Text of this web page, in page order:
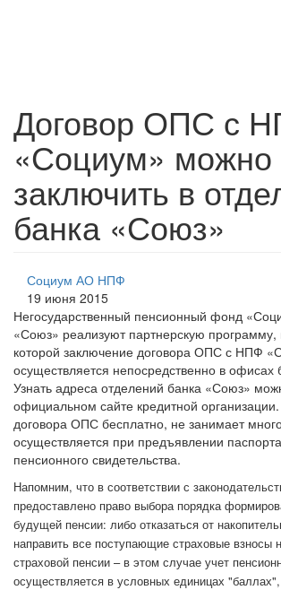
Договор ОПС с
«Социум» можно
заключить в
банка «Союз»
Социум АО НПФ
19 июня 2015
Негосударственный пенсионный фонд
«Союз» реализуют партнерскую программу,
которой заключение договора ОПС с НПФ
осуществляется непосредственно в офисах
Узнать адреса отделений банка «Союз»
официальном сайте кредитной
договора ОПС бесплатно, не занимает
осуществляется при предъявлении
пенсионного свидетельства.
Напомним, что в соответствии с
предоставлено право выбора порядка
будущей пенсии: либо отказаться от
направить все поступающие страховые взносы
страховой пенсии – в этом случае учет
осуществляется в условных единицах